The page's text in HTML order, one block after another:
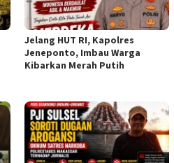
Jelang HUT RI, Kapolres
Jeneponto, Imbau Warga
Kibarkan Merah Putih